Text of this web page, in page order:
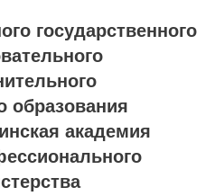
государственного
образования
академия